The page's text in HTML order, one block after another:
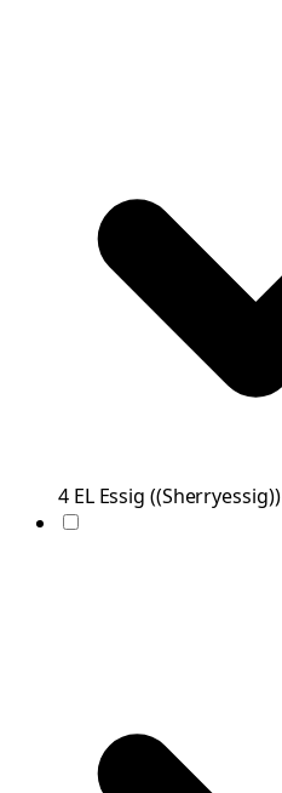
4 EL Essig ((Sherryessig))